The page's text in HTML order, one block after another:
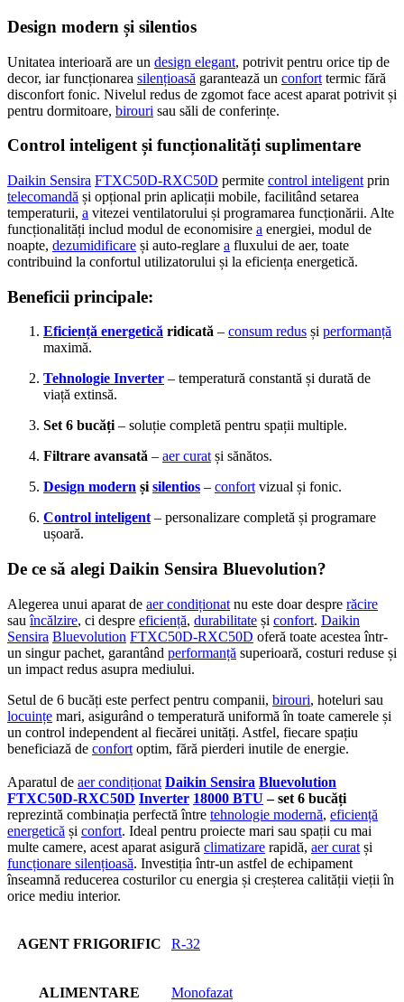
Design modern și silentios
Unitatea interioară are un design elegant, potrivit pentru orice tip de
decor, iar funcționarea silențioasă garantează un confort termic fără
disconfort fonic. Nivelul redus de zgomot face acest aparat potrivit și
pentru dormitoare, birouri sau săli de conferințe.
Control inteligent și funcționalități suplimentare
Daikin Sensira FTXC50D-RXC50D permite control inteligent prin
telecomandă și opțional prin aplicații mobile, facilitând setarea
temperaturii, a vitezei ventilatorului și programarea funcționării. Alte
funcționalități includ modul de economisire a energiei, modul de
noapte, dezumidificare și auto-reglare a fluxului de aer, toate
contribuind la confortul utilizatorului și la eficiența energetică.
Beneficii principale:
Eficiență energetică ridicată – consum redus și performanță
maximă.
Tehnologie Inverter – temperatură constantă și durată de
viață extinsă.
Set 6 bucăți – soluție completă pentru spații multiple.
Filtrare avansată – aer curat și sănătos.
Design modern și silentios – confort vizual și fonic.
Control inteligent – personalizare completă și programare
ușoară.
De ce să alegi Daikin Sensira Bluevolution?
Alegerea unui aparat de aer condiționat nu este doar despre răcire
sauîncălzire, ci despre eficiență, durabilitate și confort. Daikin
Sensira Bluevolution FTXC50D-RXC50D oferă toate acestea într-
un singur pachet, garantând performanță superioară, costuri reduse și
un impact redus asupra mediului.
Setul de 6 bucăți este perfect pentru companii, birouri, hoteluri sau
locuințe mari, asigurând o temperatură uniformă în toate camerele și
un control independent al fiecărei unități. Astfel, fiecare spațiu
beneficiază de confort optim, fără pierderi inutile de energie.
Aparatul de aer condiționat Daikin Sensira Bluevolution
FTXC50D-RXC50D Inverter 18000 BTU – set 6 bucăți
reprezintă combinația perfectă între tehnologie modernă, eficiență
energetică și confort. Ideal pentru proiecte mari sau spații cu mai
multe camere, acest aparat asigură climatizare rapidă, aer curat și
funcționare silențioasă. Investiția într-un astfel de echipament
înseamnă reducerea costurilor cu energia și creșterea calității vieții în
orice mediu interior.
AGENT FRIGORIFIC R-32
ALIMENTARE Monofazat